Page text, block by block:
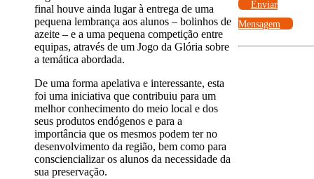
final houve ainda lugar à entrega de uma
pequena lembrança aos alunos – bolinhos de
azeite – e a uma pequena competição entre
equipas, através de um Jogo da Glória sobre
a temática abordada.
De uma forma apelativa e interessante, esta
foi uma iniciativa que contribuiu para um
melhor conhecimento do meio local e dos
seus produtos endógenos e para a
importância que os mesmos podem ter no
desenvolvimento da região, bem como para
consciencializar os alunos da necessidade da
sua preservação.
Enviar
Mensagem